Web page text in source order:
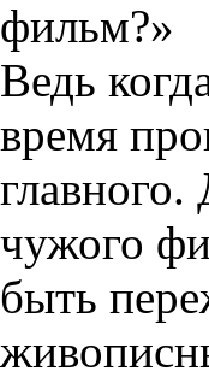
фильм?»
Ведь
время
чужого
быть